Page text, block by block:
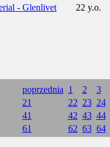
- Glenlivet 22 y.o.
poprzednia 1 2 3
21
22 23 24
41
42 43 44
61
62 63 64